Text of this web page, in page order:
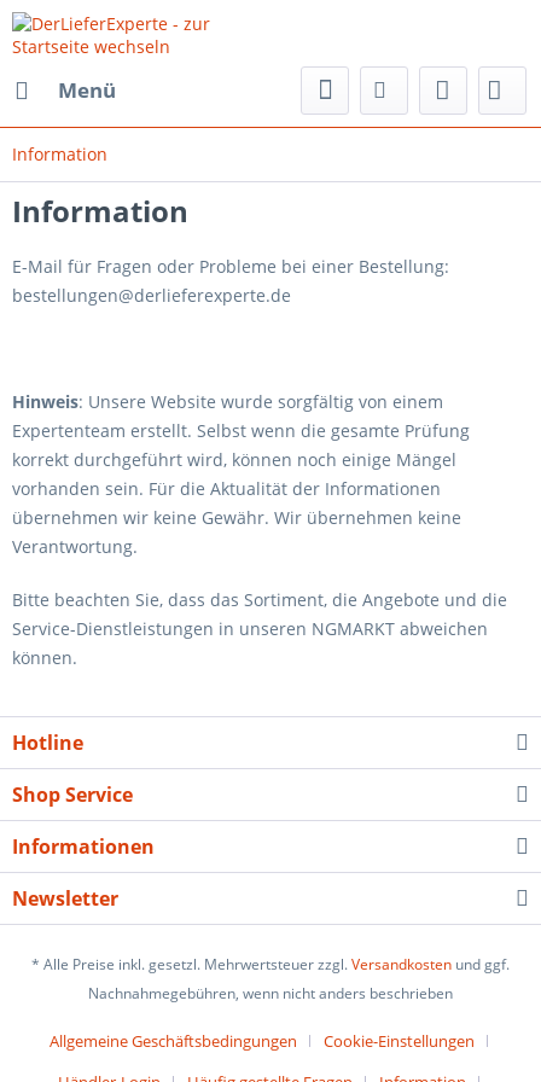
Menü
Information
Information
E-Mail für Fragen oder Probleme bei einer Bestellung:
bestellungen@derlieferexperte.de
Hinweis: Unsere Website wurde sorgfältig von einem
Expertenteam erstellt. Selbst wenn die gesamte Prüfung
korrekt durchgeführt wird, können noch einige Mängel
vorhanden sein. Für die Aktualität der Informationen
übernehmen wir keine Gewähr. Wir übernehmen keine
Verantwortung.
Bitte beachten Sie, dass das Sortiment, die Angebote und die
Service-Dienstleistungen in unseren NGMARKT abweichen
können.
Hotline
Shop Service
Informationen
Newsletter
* Alle Preise inkl. gesetzl. Mehrwertsteuer zzgl.Versandkosten und ggf.
Nachnahmegebühren, wenn nicht anders beschrieben
Allgemeine Geschäftsbedingungen
Cookie-Einstellungen